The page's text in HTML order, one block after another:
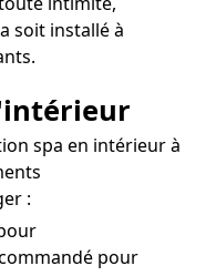
soit installé à
spa en intérieur à
:
pour